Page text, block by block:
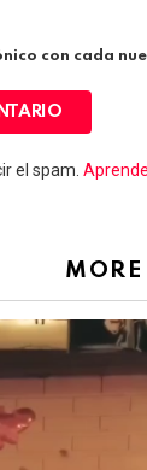
con cada
el spam.